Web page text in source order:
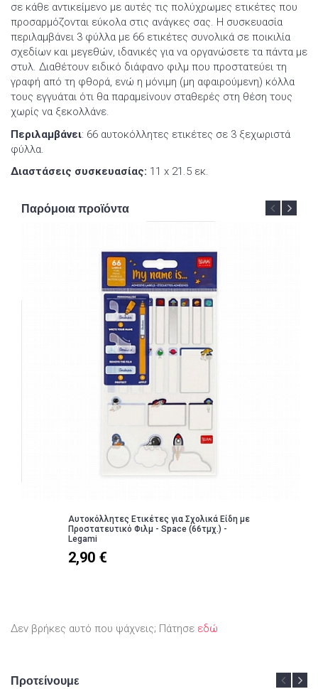
σε κάθε αντικείμενο με αυτές τις πολύχρωμες ετικέτες που
προσαρμόζονται εύκολα στις ανάγκες σας. Η συσκευασία
περιλαμβάνει 3 φύλλα με 66 ετικέτες συνολικά σε ποικιλία
σχεδίων και μεγεθών, ιδανικές για να οργανώσετε τα πάντα με
στυλ. Διαθέτουν ειδικό διάφανο φιλμ που προστατεύει τη
γραφή από τη φθορά, ενώ η μόνιμη (μη αφαιρούμενη) κόλλα
τους εγγυάται ότι θα παραμείνουν σταθερές στη θέση τους
χωρίς να ξεκολλάνε.
Περιλαμβάνει: 66 αυτοκόλλητες ετικέτες σε 3 ξεχωριστά
φύλλα.
Διαστάσεις συσκευασίας: 11 x 21.5 εκ.
Παρόμοια προϊόντα
Αυτοκόλλητες Ετικέτες για Σχολικά Είδη με
Προστατευτικό Φιλμ - Space (66τμχ.) -
Legami
2,90 €
Δεν βρήκες αυτό που ψάχνεις; Πάτησε εδώ
Προτείνουμε